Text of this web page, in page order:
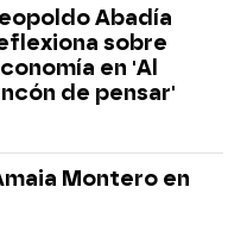
Abadía
sobre
en 'Al
de pensar'
Montero en